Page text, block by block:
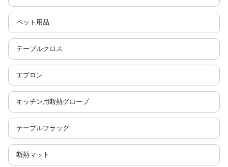
ペット用品
テーブルクロス
エプロン
キッチン用断熱グローブ
テーブルフラッグ
断熱マット